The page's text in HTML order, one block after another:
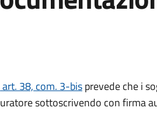
38, com. 3-bisprevede che i
sottoscrivendo con firma